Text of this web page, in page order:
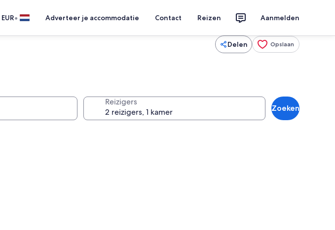
EUR• Adverteer je accommodatie Contact Reizen Aanmelden
Delen Opslaan
Reizigers
Zoeken